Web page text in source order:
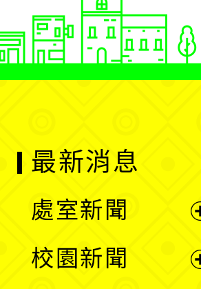
最新消息
處室新聞
校園新聞